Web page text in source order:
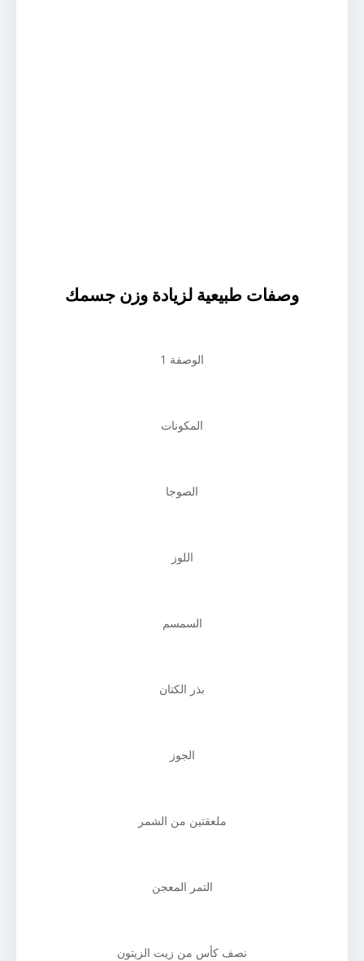
وصفات طبيعية لزيادة وزن جسمك
الوصفة 1
المكونات
الصوجا
اللوز
السمسم
بذر الكتان
الجوز
ملعقتين من الشمر
التمر المعجن
نصف كأس من زيت الزيتون